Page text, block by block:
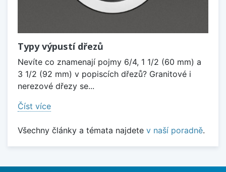
Typy výpustí dřezů
Nevíte co znamenají pojmy 6/4, 1 1/2 (60 mm) a
3 1/2 (92 mm) v popiscích dřezů? Granitové i
nerezové dřezy se...
Číst více
Všechny články a témata najdete v naší poradně.